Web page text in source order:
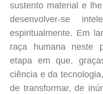
sustento material e
desenvolver-se
espiritualmente. Em
raça humana neste
etapa em que,
ciência e da
de transformar, de